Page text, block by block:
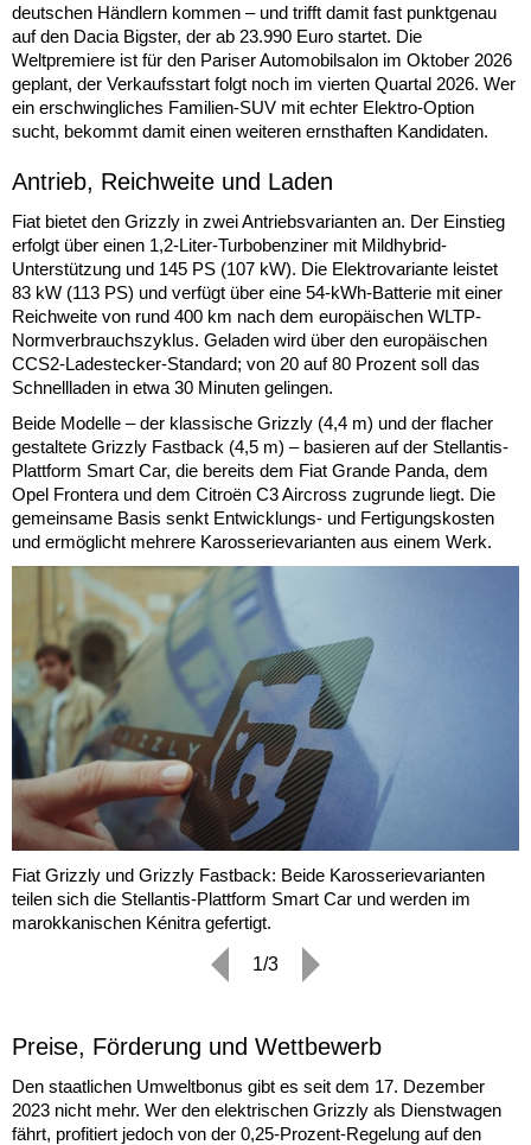
deutschen Händlern kommen – und trifft damit fast punktgenau
auf den Dacia Bigster, der ab 23.990 Euro startet. Die
Weltpremiere ist für den Pariser Automobilsalon im Oktober 2026
geplant, der Verkaufsstart folgt noch im vierten Quartal 2026. Wer
ein erschwingliches Familien-SUV mit echter Elektro-Option
sucht, bekommt damit einen weiteren ernsthaften Kandidaten.
Antrieb, Reichweite und Laden
Fiat bietet den Grizzly in zwei Antriebsvarianten an. Der Einstieg
erfolgt über einen 1,2-Liter-Turbobenziner mit Mildhybrid-
Unterstützung und 145 PS (107 kW). Die Elektrovariante leistet
83 kW (113 PS) und verfügt über eine 54-kWh-Batterie mit einer
Reichweite von rund 400 km nach dem europäischen WLTP-
Normverbrauchszyklus. Geladen wird über den europäischen
CCS2-Ladestecker-Standard; von 20 auf 80 Prozent soll das
Schnellladen in etwa 30 Minuten gelingen.
Beide Modelle – der klassische Grizzly (4,4 m) und der flacher
gestaltete Grizzly Fastback (4,5 m) – basieren auf der Stellantis-
Plattform Smart Car, die bereits dem Fiat Grande Panda, dem
Opel Frontera und dem Citroën C3 Aircross zugrunde liegt. Die
gemeinsame Basis senkt Entwicklungs- und Fertigungskosten
und ermöglicht mehrere Karosserievarianten aus einem Werk.
Fiat Grizzly und Grizzly Fastback: Beide Karosserievarianten
teilen sich die Stellantis-Plattform Smart Car und werden im
marokkanischen Kénitra gefertigt.
1/3
Preise, Förderung und Wettbewerb
Den staatlichen Umweltbonus gibt es seit dem 17. Dezember
2023 nicht mehr. Wer den elektrischen Grizzly als Dienstwagen
fährt, profitiert jedoch von der 0,25-Prozent-Regelung auf den